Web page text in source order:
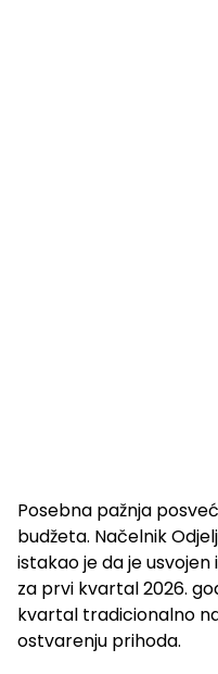
Posebna pažnja
budžeta. Načelnik
istakao je da je
za prvi kvartal 2026.
kvartal tradicionalno
ostvarenju prihoda.